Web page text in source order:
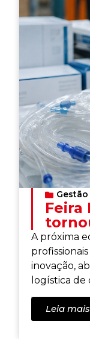
Feira
A próxima
inovação,
logística
Leia mais